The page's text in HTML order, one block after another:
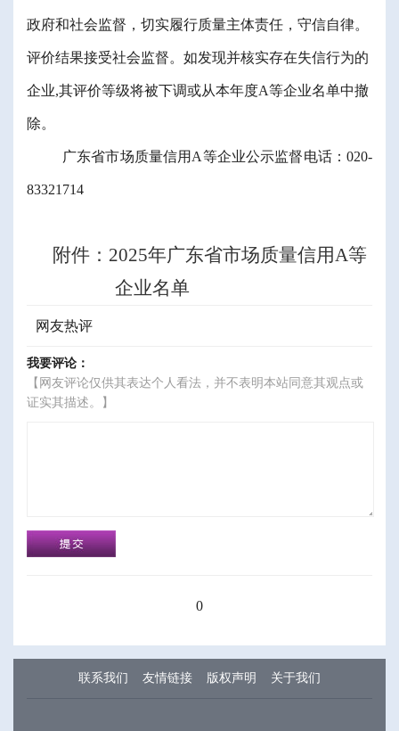
政府和社会监督，切实履行质量主体责任，守信自律。
评价结果接受社会监督。如发现并核实存在失信行为的
企业,其评价等级将被下调或从本年度A等企业名单中撤
除。
广东省市场质量信用 A等企业公示监督电话：020-
83321714
附件： 2025年广东省市场质量信用A等
企业名单
网友热评
我要评论：
【网友评论仅供其表达个人看法，并不表明本站同意其观点或
证实其描述。】
0
联系我们 友情链接 版权声明 关于我们